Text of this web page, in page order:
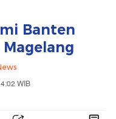
Banten
WIB